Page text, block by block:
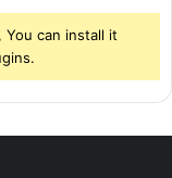
can install it